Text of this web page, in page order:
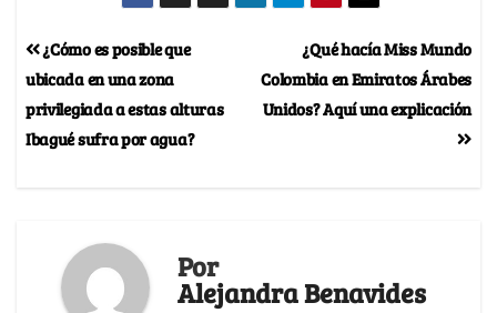
¿Qué hacía Miss Mundo
Colombia en Emiratos Árabes
Unidos? Aquí una explicación
¿Cómo es posible que
ubicada en una zona
privilegiada a estas alturas
Ibagué sufra por agua?
Por
Alejandra Benavides